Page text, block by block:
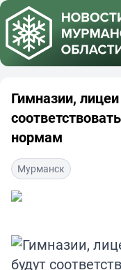
Гимназии,
нормам
Мурманск